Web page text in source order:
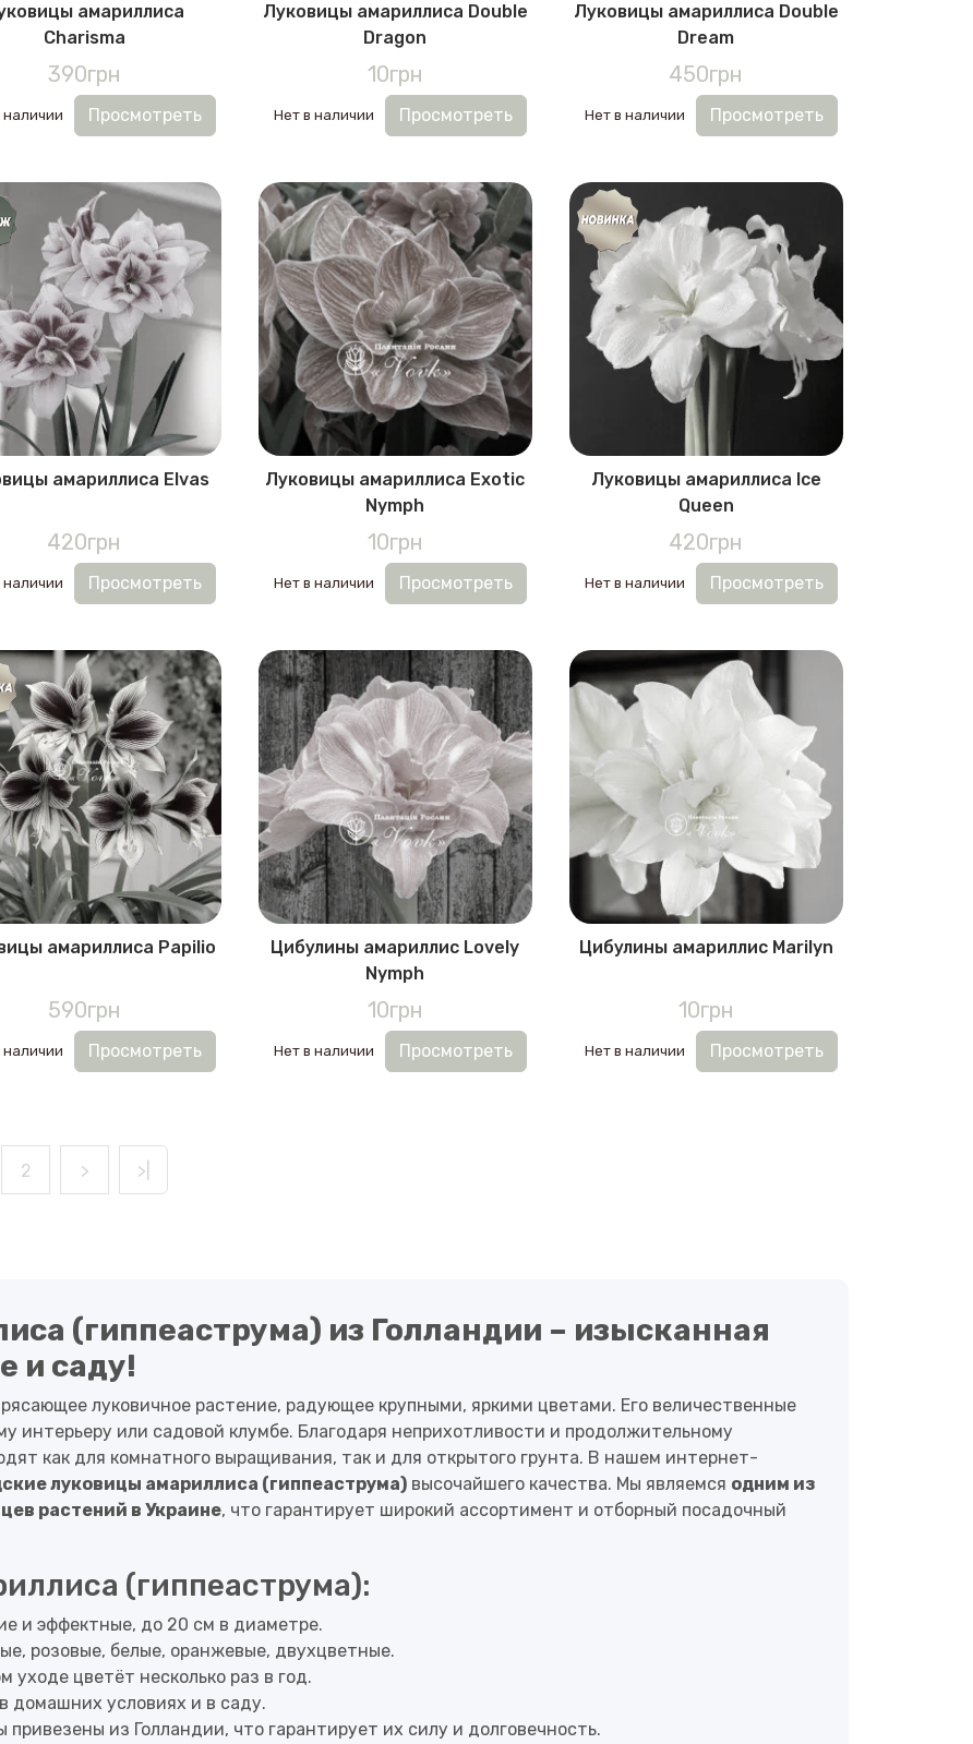
амариллиса
Charisma
390грн
наличии Просмотреть
Луковицы амариллиса Double
Dragon
10грн
Нет в наличии Просмотреть
Луковицы амариллиса Double
Dream
450грн
Нет в наличии Просмотреть
амариллиса Elvas
420грн
наличии Просмотреть
Луковицы амариллиса Exotic
Nymph
10грн
Нет в наличии Просмотреть
Луковицы амариллиса Ice
Queen
420грн
Нет в наличии Просмотреть
амариллиса Papilio
590грн
наличии Просмотреть
Цибулины амариллис Lovely
Nymph
10грн
Нет в наличии Просмотреть
Цибулины амариллис Marilyn
10грн
Нет в наличии Просмотреть
2 > >|
(гиппеаструма) из Голландии – изысканная
и саду!
луковичное растение, радующее крупными, яркими цветами. Его величественные
интерьеру или садовой клумбе. Благодаря неприхотливости и продолжительному
как для комнатного выращивания, так и для открытого грунта. В нашем интернет-
луковицы амариллиса (гиппеаструма) высочайшего качества. Мы являемся одним из
растений в Украине, что гарантирует широкий ассортимент и отборный посадочный
(гиппеаструма):
и эффектные, до 20 см в диаметре.
розовые, белые, оранжевые, двухцветные.
уходе цветёт несколько раз в год.
домашних условиях и в саду.
привезены из Голландии, что гарантирует их силу и долговечность.